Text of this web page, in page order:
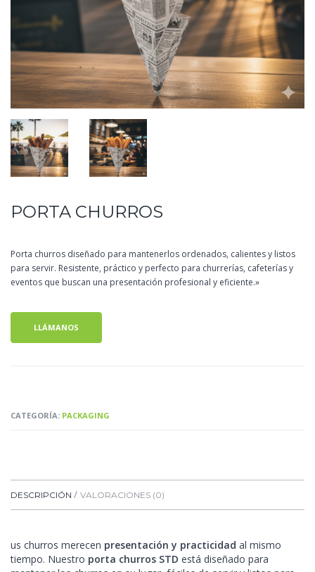
PORTA CHURROS
Porta churros diseñado para mantenerlos ordenados, calientes y listos
para servir. Resistente, práctico y perfecto para churrerías, cafeterías y
eventos que buscan una presentación profesional y eficiente.»
LLÁMANOS
CATEGORÍA: PACKAGING
DESCRIPCIÓN VALORACIONES (0)
us churros merecen presentación y practicidad al mismo
tiempo. Nuestro porta churros STD está diseñado para